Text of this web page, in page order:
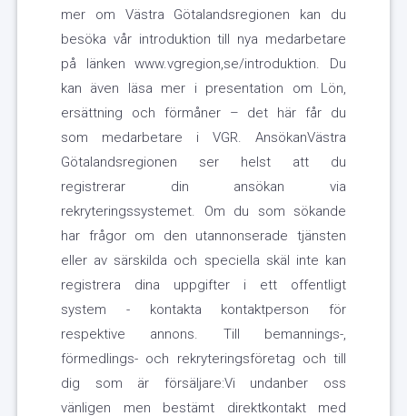
mer om Västra Götalandsregionen kan du
besöka vår introduktion till nya medarbetare
på länken www.vgregion,se/introduktion. Du
kan även läsa mer i presentation om Lön,
ersättning och förmåner – det här får du
som medarbetare i VGR. AnsökanVästra
Götalandsregionen ser helst att du
registrerar din ansökan via
rekryteringssystemet. Om du som sökande
har frågor om den utannonserade tjänsten
eller av särskilda och speciella skäl inte kan
registrera dina uppgifter i ett offentligt
system - kontakta kontaktperson för
respektive annons. Till bemannings-,
förmedlings- och rekryteringsföretag och till
dig som är försäljare:Vi undanber oss
vänligen men bestämt direktkontakt med